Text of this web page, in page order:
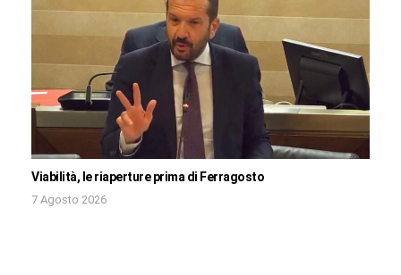
Viabilità, le riaperture prima di Ferragosto
7 Agosto 2026